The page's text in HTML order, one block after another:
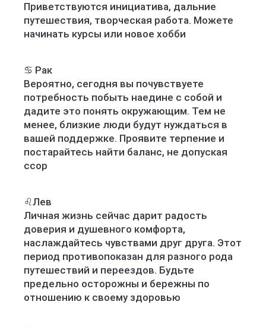
Приветствуются инициатива, дальние
путешествия, творческая работа. Можете
начинать курсы или новое хобби
♋️ Рак
Вероятно, сегодня вы почувствуете
потребность побыть наедине с собой и
дадите это понять окружающим. Тем не
менее, близкие люди будут нуждаться в
вашей поддержке. Проявите терпение и
постарайтесь найти баланс, не допуская
ссор
♌️Лев
Личная жизнь сейчас дарит радость
доверия и душевного комфорта,
наслаждайтесь чувствами друг друга. Этот
период противопоказан для разного рода
путешествий и переездов. Будьте
предельно осторожны и бережны по
отношению к своему здоровью